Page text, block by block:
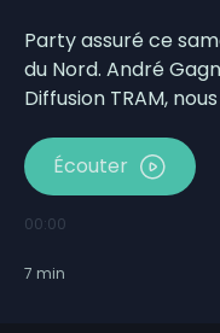
Party assuré ce
du Nord. André
Diffusion TRAM,
Écouter
00:00
7 min